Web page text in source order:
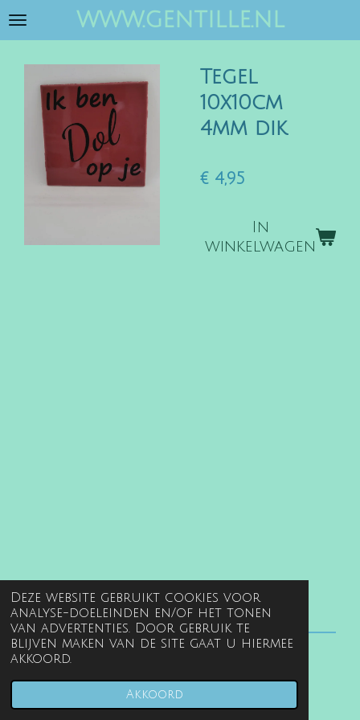
Deze website gebruikt cookies voor
analyse-doeleinden en/of het tonen
van advertenties. Door gebruik te
blijven maken van de site gaat u hiermee
akkoord.
Akkoord
Ga
hoofdinhoud
www.gentille.nl
Tegel
10x10cm
4mm dik
€ 4,95
In
winkelwagen
© 2022 - 2026 www.gentille.nl
JouwWeb